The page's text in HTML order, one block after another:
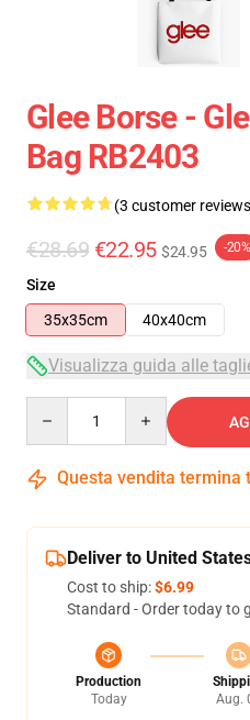
Glee Borse -
Bag RB2403
(3 customer
€28.69 €22.95 $24.95 -20%
Size
35x35cm
40x40cm
Visualizza guida alle
Questa vendita termina
Deliver to United
Cost to ship:$6.99
Standard - Order today to
Production
Today
Aug.